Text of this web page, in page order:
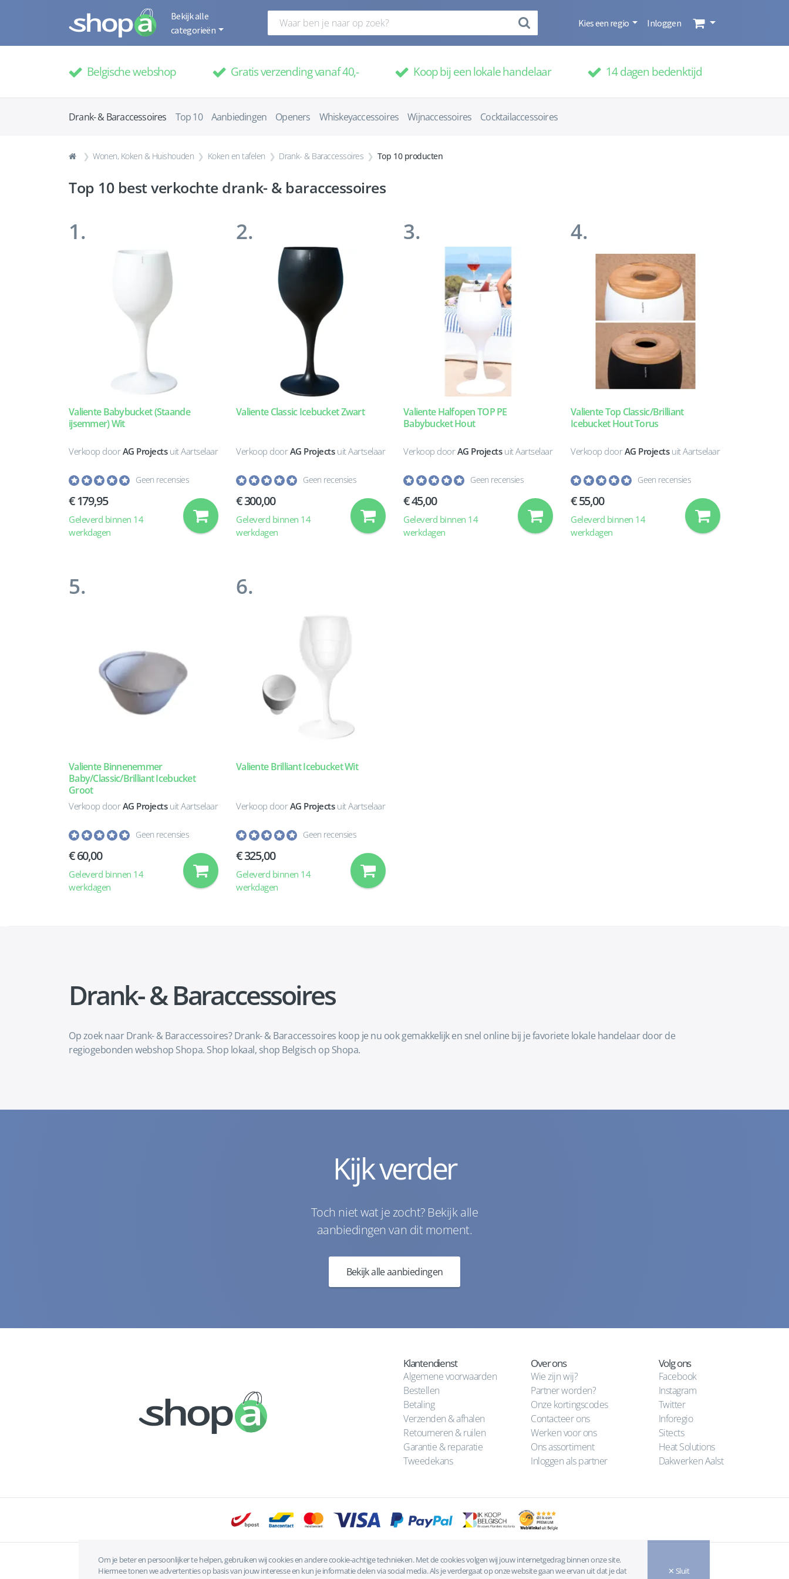
Bekijk alle
categorieën
Kies een regio Inloggen
Belgische webshop Gratis verzending vanaf 40,- Koop bij een lokale handelaar 14 dagen bedenktijd
Drank- & Baraccessoires Top 10 Aanbiedingen Openers Whiskeyaccessoires Wijnaccessoires Cocktailaccessoires
Wonen, Koken & Huishouden Koken en tafelen Drank- & Baraccessoires Top 10 producten
Top 10 best verkochte drank- & baraccessoires
1.
Valiente Babybucket (Staande
ijsemmer) Wit
Verkoop doorAG Projectsuit Aartselaar
Geen recensies
€ 179,95
Geleverd binnen 14
werkdagen
2.
Valiente Classic Icebucket Zwart
Verkoop doorAG Projectsuit Aartselaar
Geen recensies
€ 300,00
Geleverd binnen 14
werkdagen
3.
Valiente Halfopen TOP PE
Babybucket Hout
Verkoop doorAG Projectsuit Aartselaar
Geen recensies
€ 45,00
Geleverd binnen 14
werkdagen
4.
Valiente Top Classic/Brilliant
Icebucket Hout Torus
Verkoop doorAG Projectsuit Aartselaar
Geen recensies
€ 55,00
Geleverd binnen 14
werkdagen
5.
Valiente Binnenemmer
Baby/Classic/Brilliant Icebucket
Groot
Verkoop doorAG Projectsuit Aartselaar
Geen recensies
€ 60,00
Geleverd binnen 14
werkdagen
6.
Valiente Brilliant Icebucket Wit
Verkoop doorAG Projectsuit Aartselaar
Geen recensies
€ 325,00
Geleverd binnen 14
werkdagen
Drank- & Baraccessoires
Op zoek naar Drank- & Baraccessoires? Drank- & Baraccessoires koop je nu ook gemakkelijk en snel online bij je favoriete lokale handelaar door de
regiogebonden webshop Shopa. Shop lokaal, shop Belgisch op Shopa.
Kijk verder
Toch niet wat je zocht? Bekijk alle
aanbiedingen van dit moment.
Bekijk alle aanbiedingen
Om je beter en persoonlijker te helpen, gebruiken wij cookies en andere cookie-achtige technieken. Met de cookies volgen wij jouw internetgedrag binnen onze site.
Hiermee tonen we advertenties op basis van jouw interesse en kun je informatie delen via social media. Als je verdergaat op onze website gaan we ervan uit dat je dat
✕ Sluit
Klantendienst
Algemene voorwaarden
Bestellen
Betaling
Verzenden & afhalen
Retourneren & ruilen
Garantie & reparatie
Tweedekans
Over ons
Wie zijn wij?
Partner worden?
Onze kortingscodes
Contacteer ons
Werken voor ons
Ons assortiment
Inloggen als partner
Volg ons
Facebook
Instagram
Twitter
Inforegio
Sitects
Heat Solutions
Dakwerken Aalst
Algemene voorwaarden | Privacyverklaring |
Cookies